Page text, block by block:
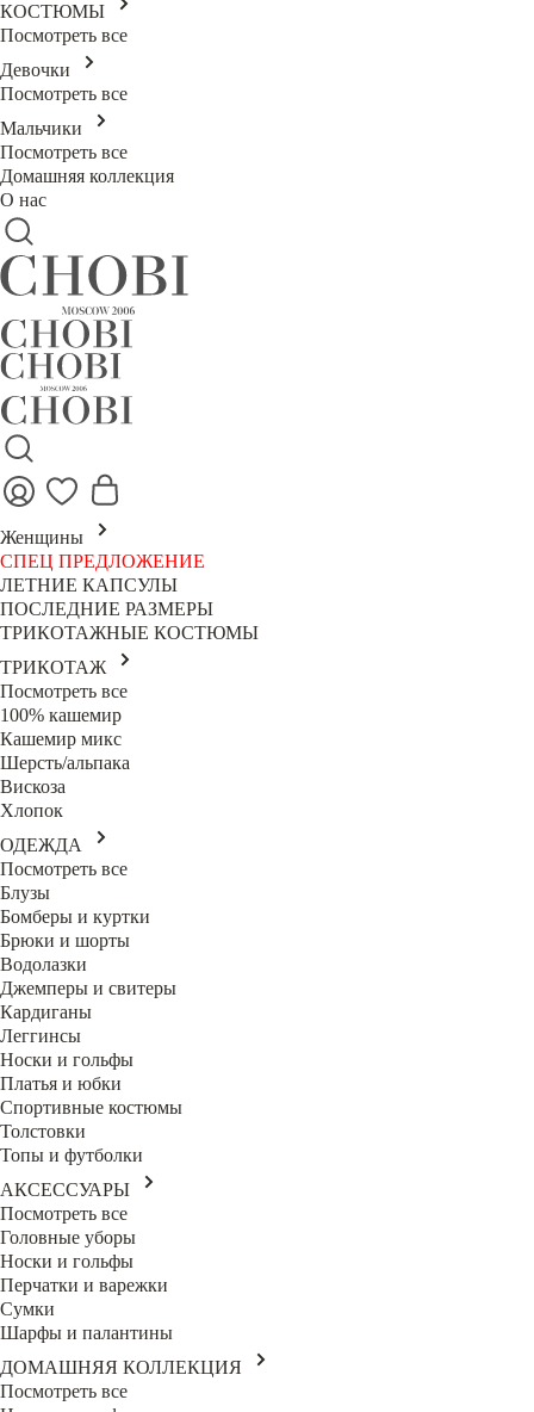
КОСТЮМЫ
Посмотреть все
Девочки
Посмотреть все
Мальчики
Посмотреть все
Домашняя коллекция
О нас
Женщины
СПЕЦ ПРЕДЛОЖЕНИЕ
ЛЕТНИЕ КАПСУЛЫ
ПОСЛЕДНИЕ РАЗМЕРЫ
ТРИКОТАЖНЫЕ КОСТЮМЫ
ТРИКОТАЖ
Посмотреть все
100% кашемир
Кашемир микс
Шерсть/альпака
Вискоза
Хлопок
ОДЕЖДА
Посмотреть все
Блузы
Бомберы и куртки
Брюки и шорты
Водолазки
Джемперы и свитеры
Кардиганы
Леггинсы
Носки и гольфы
Платья и юбки
Спортивные костюмы
Толстовки
Топы и футболки
АКСЕССУАРЫ
Посмотреть все
Головные уборы
Носки и гольфы
Перчатки и варежки
Сумки
Шарфы и палантины
ДОМАШНЯЯ КОЛЛЕКЦИЯ
Посмотреть все